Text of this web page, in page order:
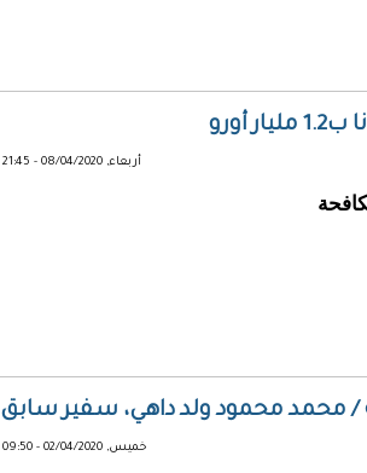
أربعاء, 08/04/2020 - 21:45
لمكافحة
/ محمد محمود ولد داهي، سفير سابق
خميس, 02/04/2020 - 09:50